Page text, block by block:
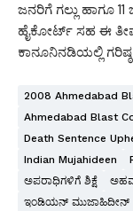
ಜನರಿಗೆ ಗಲ್ಲು ಹಾಗೂ
ಹೈಕೋರ್ಟ್ ಸಹ ಈ
ಕಾನೂನಿನಡಿಯಲ್ಲಿ
2008 Ahmedabad
Ahmedabad Blast
Death Sentence
Indian Mujahideen
ಅಪರಾಧಿಗಳಿಗೆ ಶಿಕ್ಷೆ
ಇಂಡಿಯನ್ ಮುಜಾಹಿದೀನ್